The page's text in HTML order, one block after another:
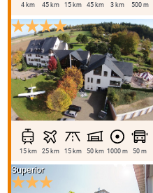
4 km 45 km 15 km 45 km 3 km 500 m
15 km 25 km 15 km 50 km 1000 m 50 m
Superior